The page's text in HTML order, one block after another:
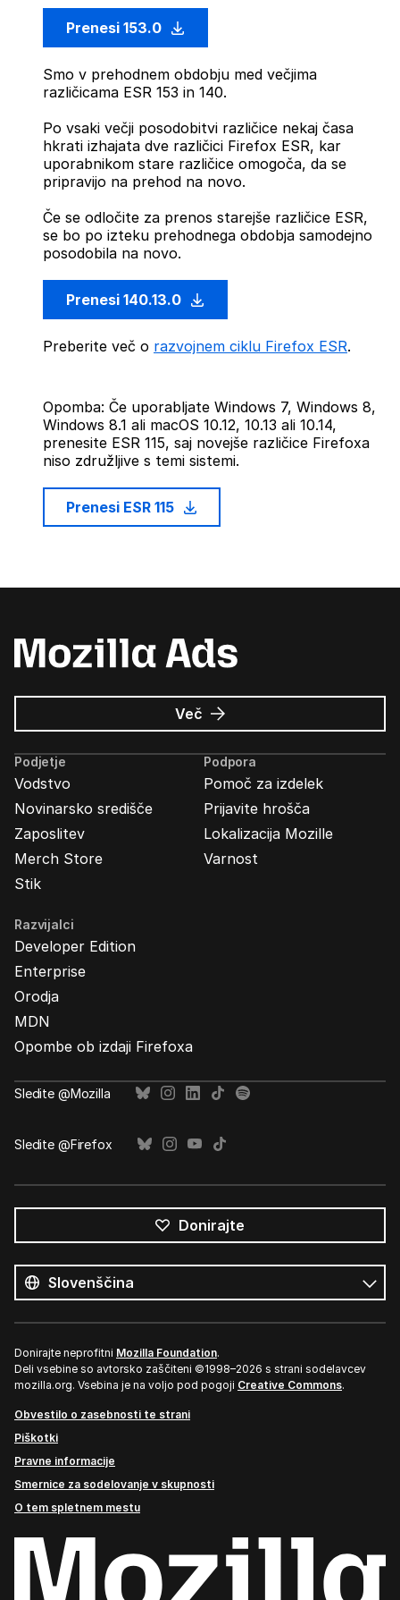
Prenesi 153.0
Smo v prehodnem obdobju med večjima
različicama ESR 153 in 140.
Po vsaki večji posodobitvi različice nekaj časa
hkrati izhajata dve različici Firefox ESR, kar
uporabnikom stare različice omogoča, da se
pripravijo na prehod na novo.
Če se odločite za prenos starejše različice ESR,
se bo po izteku prehodnega obdobja samodejno
posodobila na novo.
Prenesi 140.13.0
Preberite več o razvojnem ciklu Firefox ESR.
Opomba: Če uporabljate Windows 7, Windows 8,
Windows 8.1 ali macOS 10.12, 10.13 ali 10.14,
prenesite ESR 115, saj novejše različice Firefoxa
niso združljive s temi sistemi.
Prenesi ESR 115
Več o
Oglasi
Mozilla
Podjetje
Vodstvo
Novinarsko središče
Zaposlitev
Merch Store
Stik
Podpora
Pomoč za izdelek
Prijavite hrošča
Lokalizacija Mozille
Varnost
Razvijalci
Developer Edition
Enterprise
Orodja
MDN
Opombe ob izdaji Firefoxa
Sledite @Mozilla
Sledite @Firefox
Donirajte
jeziki
Jezik
Donirajte neprofitni Mozilla Foundation.
Deli vsebine so avtorsko zaščiteni ©1998–2026 s strani sodelavcev
mozilla.org. Vsebina je na voljo pod pogoji Creative Commons.
Obvestilo o zasebnosti te strani
Piškotki
Pravne informacije
Smernice za sodelovanje v skupnosti
O tem spletnem mestu